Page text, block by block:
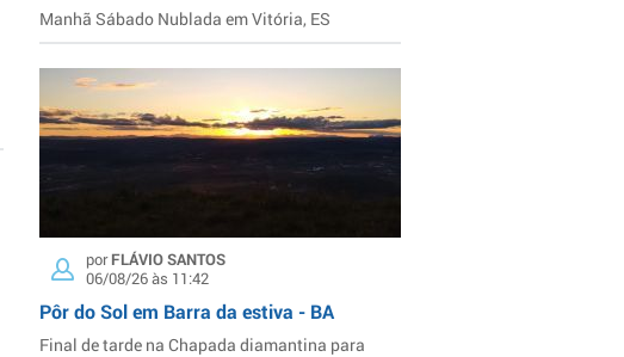
Manhã Sábado Nublada em Vitória, ES
porFLÁVIO SANTOS
06/08/26 às 11:42
Pôr do Sol em Barra da estiva - BA
Final de tarde na Chapada diamantina para